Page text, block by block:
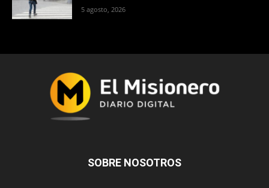
5 agosto, 2026
SOBRE NOSOTROS